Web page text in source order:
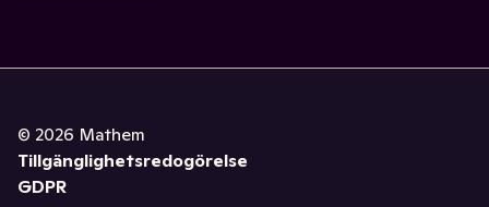
© 2026 Mathem
Tillgänglighetsredogörelse
GDPR